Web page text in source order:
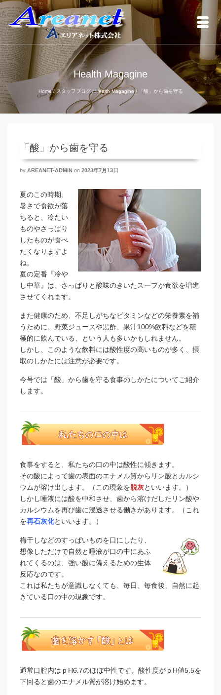
Health Magagine
Home / スタッフブログ / Health Magagine / 「酸」から歯を守る
「酸」から歯を守る
by AREANET-ADMIN on 2023年7月13日
夏のこの時期、
暑さで食欲が落
ちると、冷たい
ものやさっぱり
したものが食べ
たくなりますよ
ね。
夏の定番『冷や
し中華』は、さっぱりと酸味のきいたスープが食欲を増進
させてくれます。
また健康のため、不足しがちなビタミンなどの栄養素を補
うために、野菜ジュースや黒酢、果汁100%飲料などを積
極的に飲んでいる、という人も多いかもしれません。
しかし、このような飲料には酸性度の高いものが多く、摂
取のしかたには注意が必要です。
今号では「酸」から歯を守る食事のしかたについてご紹介
します。
食事をすると、私たちの口の中は酸性に傾きます。
その酸によって歯の表面のエナメル質からリン酸とカルシ
ウムが溶け出します。（この現象を脱灰といいます。）
しかし唾液には酸を中和させ、歯から溶けだしたリン酸や
カルシウムを再び歯に浸透させる働きがあります。（これ
を再石灰化といいます。）
梅干しなどのすっぱいものを口にしたり、
想像しただけで自然と唾液が口の中にあふ
れてくるのは、強い酸に備えるための生体
反応なのです。
これは私たちが意識しなくても、毎日、毎食後、自然に起
きている口の中の現象です。
通常口腔内はｐH6.7のほぼ中性です。酸性度がｐH値5.5を
下回ると歯のエナメル質が溶け始めます。